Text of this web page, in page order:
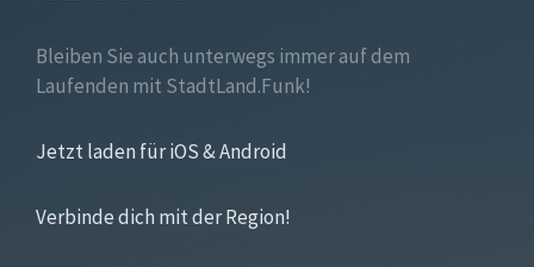
Bleiben Sie auch unterwegs immer auf dem
Laufenden mit StadtLand.Funk!
Jetzt laden für iOS & Android
Verbinde dich mit der Region!